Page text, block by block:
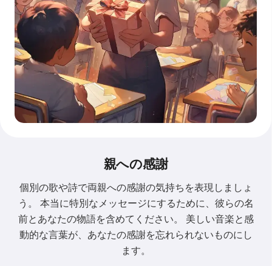
親への感謝
個別の歌や詩で両親への感謝の気持ちを表現しましょ
う。 本当に特別なメッセージにするために、彼らの名
前とあなたの物語を含めてください。 美しい音楽と感
動的な言葉が、あなたの感謝を忘れられないものにし
ます。